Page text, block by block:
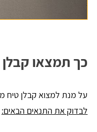
כך תמצאו
על מנת למצוא קבלן טיח
לבדוק את התנאים הבאים: